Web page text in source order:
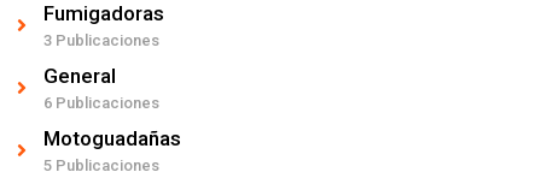
Fumigadoras
3 Publicaciones
General
6 Publicaciones
Motoguadañas
5 Publicaciones